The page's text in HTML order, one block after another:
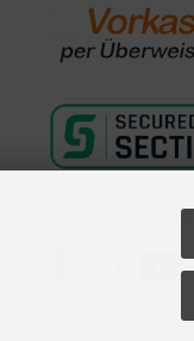
Social Media